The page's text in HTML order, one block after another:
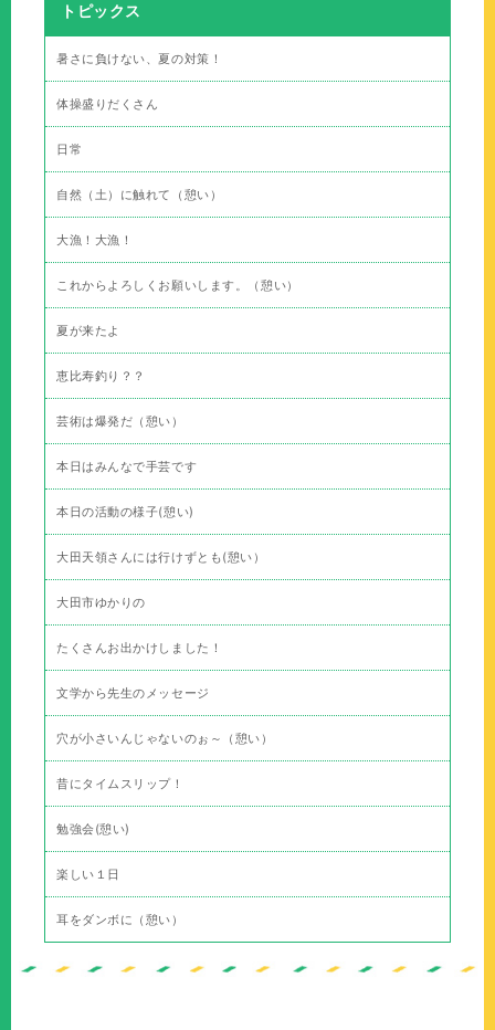
トピックス
暑さに負けない、夏の対策！
体操盛りだくさん
日常
自然（土）に触れて（憩い）
大漁！大漁！
これからよろしくお願いします。（憩い）
夏が来たよ
恵比寿釣り？？
芸術は爆発だ（憩い）
本日はみんなで手芸です
本日の活動の様子(憩い)
大田天領さんには行けずとも(憩い）
大田市ゆかりの
たくさんお出かけしました！
文学から先生のメッセージ
穴が小さいんじゃないのぉ～（憩い）
昔にタイムスリップ！
勉強会(憩い)
楽しい１日
耳をダンボに（憩い）